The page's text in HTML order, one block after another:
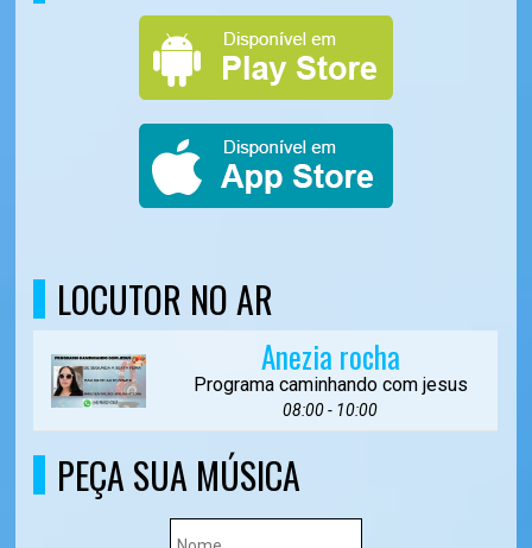
LOCUTOR NO AR
Anezia rocha
Programa caminhando com jesus
08:00 - 10:00
PEÇA SUA MÚSICA